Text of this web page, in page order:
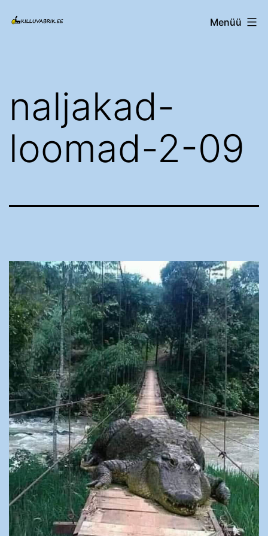
Killuvabrik.ee Menüü
naljakad-
loomad-2-09